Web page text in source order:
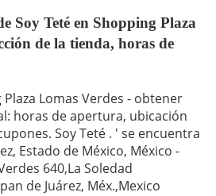
Soy Teté en Shopping Plaza
de la tienda, horas de
Lomas Verdes - obtener
horas de apertura, ubicación
Soy Teté . ' se encuentra
Estado de México, México -
640,La Soledad
de Juárez, Méx.,Mexico